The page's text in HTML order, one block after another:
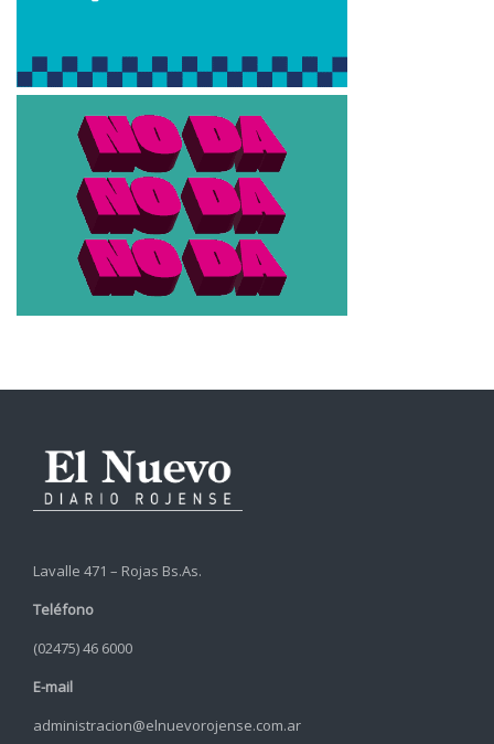
Lavalle 471 – Rojas Bs.As.
Teléfono
(02475) 46 6000
E-mail
administracion@elnuevorojense.com.ar